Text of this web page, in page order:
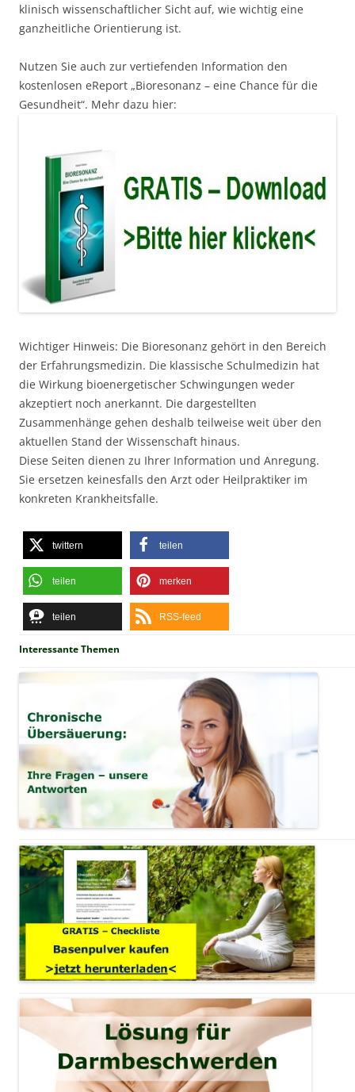
klinisch wissenschaftlicher Sicht auf, wie wichtig eine
ganzheitliche Orientierung ist.
Nutzen Sie auch zur vertiefenden Information den
kostenlosen eReport „Bioresonanz – eine Chance für die
Gesundheit“. Mehr dazu hier:
Wichtiger Hinweis: Die Bioresonanz gehört in den Bereich
der Erfahrungsmedizin. Die klassische Schulmedizin hat
die Wirkung bioenergetischer Schwingungen weder
akzeptiert noch anerkannt. Die dargestellten
Zusammenhänge gehen deshalb teilweise weit über den
aktuellen Stand der Wissenschaft hinaus.
Diese Seiten dienen zu Ihrer Information und Anregung.
Sie ersetzen keinesfalls den Arzt oder Heilpraktiker im
konkreten Krankheitsfalle.
twittern teilen
teilen merken
teilen RSS-feed
Interessante Themen